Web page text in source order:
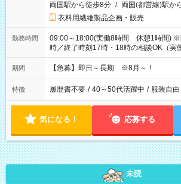
両国駅から徒歩8分 / 両国(都営線)駅か
衣料用繊維製品企画・販売
勤務時間
09:00～18:00(実働8時間 休憩1時間) ※
時／終了時刻17時・18時の相談OK（実
期間 【急募】即日～長期 ※8月～！
特徴 履歴書不要 / 40～50代活躍中 / 服装自由
気になる！ 応募する
未読